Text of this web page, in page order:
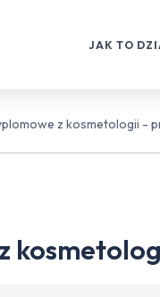
JAK TO
z kosmetologii -